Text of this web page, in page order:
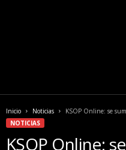
t
Inicio Noticias
KSOP Online: se
NOTICIAS
KSOP Online: